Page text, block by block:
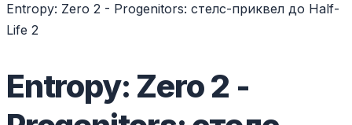
Entropy: Zero 2 - Progenitors: стелс-приквел до Half-
Life 2
Entropy: Zero 2 -